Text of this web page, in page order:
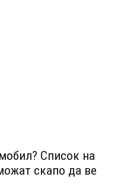
Список на
скапо да ве